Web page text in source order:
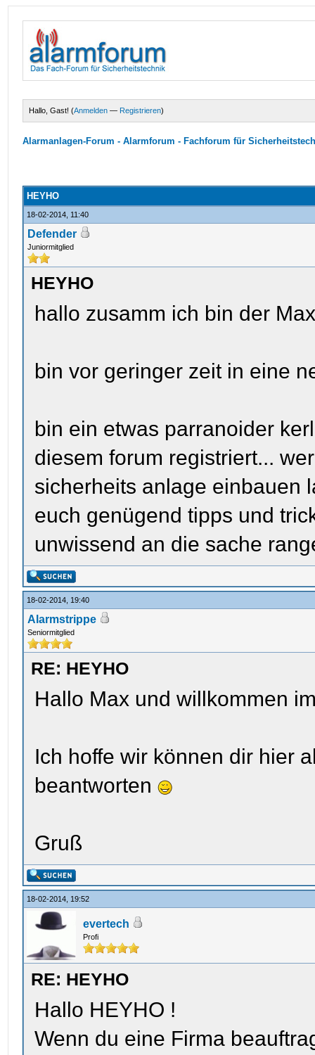
Hallo, Gast! (Anmelden — Registrieren)
Alarmanlagen-Forum - Alarmforum - Fachforum für
HEYHO
18-02-2014, 11:40
Defender
Juniormitglied
HEYHO
hallo zusamm ich bin der
bin vor geringer zeit in eine
bin ein etwas parranoider
diesem forum registriert...
sicherheits anlage einbauen
euch genügend tipps und
unwissend an die sache
18-02-2014, 19:40
Alarmstrippe
Seniormitglied
RE: HEYHO
Hallo Max und willkommen
Ich hoffe wir können dir hier
beantworten
Gruß
18-02-2014, 19:52
evertech
Profi
RE: HEYHO
Hallo HEYHO !
Wenn du eine Firma